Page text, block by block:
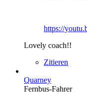
https://
Lovely coach!!
Zitieren
Quarney
Fernbus-Fahrer